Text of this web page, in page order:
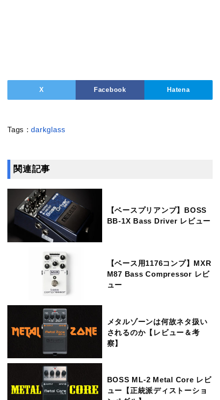
X Facebook Hatena
Tags :darkglass
関連記事
【ベースプリアンプ】BOSS
BB-1X Bass Driver レビュー
【ベース用1176コンプ】MXR
M87 Bass Compressor レビ
ュー
メタルゾーンは何故ネタ扱い
されるのか【レビュー＆考
察】
BOSS ML-2 Metal Core レビ
ュー【正統派ディストーショ